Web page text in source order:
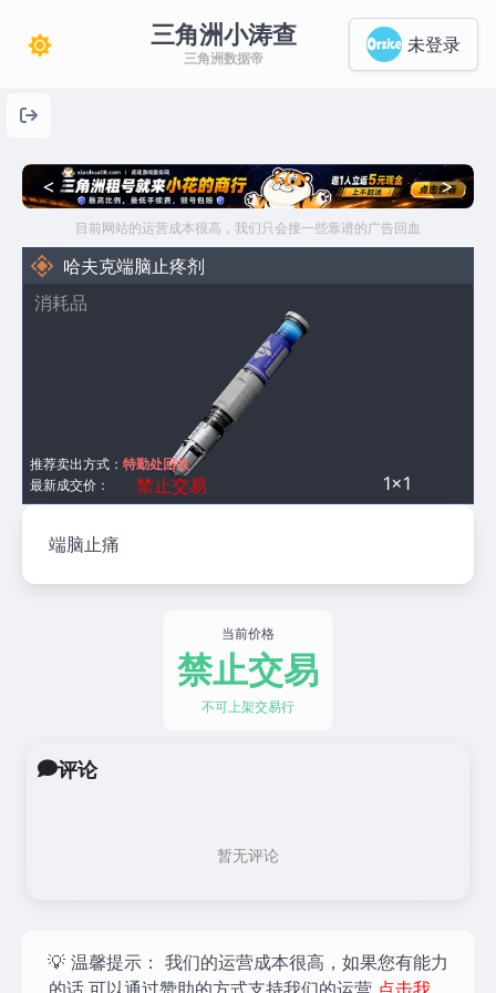
三角洲小涛查
三角洲数据帝
未登录
< >
目前网站的运营成本很高，我们只会接一些靠谱的广告回血
哈夫克端脑止疼剂
消耗品
1×1
最新成交价： 禁止交易
推荐卖出方式： 特勤处回收
端脑止痛
当前价格
禁止交易
不可上架交易行
评论
暂无评论
💡 温馨提示： 我们的运营成本很高，如果您有能力
的话,可以通过赞助的方式支持我们的运营 点击我，